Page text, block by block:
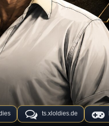
ts.xloldies.de